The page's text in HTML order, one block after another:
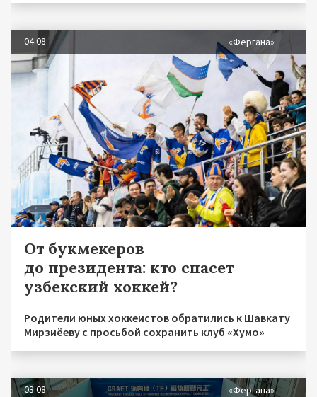
04.08 «Фергана»
От букмекеров
до президента: кто спасет
узбекский хоккей?
Родители юных хоккеистов обратились к Шавкату
Мирзиёеву с просьбой сохранить клуб «Хумо»
03.08 «Фергана»